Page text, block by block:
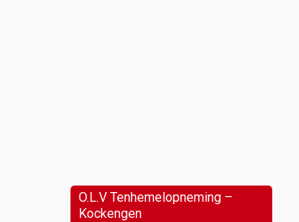
O.L.V Tenhemelopneming –
Kockengen